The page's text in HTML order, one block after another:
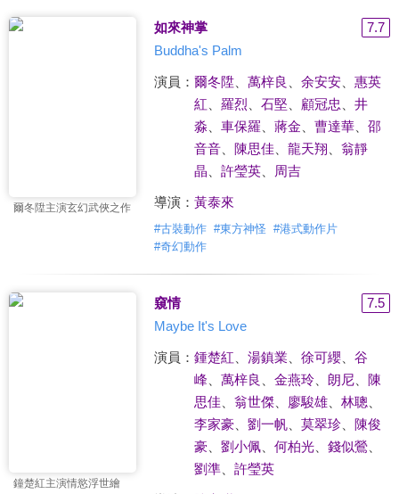
爾冬陞主演玄幻武俠之作
如來神掌
7.7
Buddha's Palm
演員： 爾冬陞、 萬梓良 余安安、 惠英
紅
羅烈 石堅 顧冠忠
井
淼
車保羅 蔣金 曹達華、 邵
音音、 陳思佳 龍天翔
翁靜
晶
許瑩英、 周吉
導演： 黃泰來
#古裝動作 #東方神怪 #港式動作片
#奇幻動作
鐘楚紅主演情慾浮世繪
窺情
7.5
Maybe It's Love
演員： 鍾楚紅 湯鎮業 徐可纓、 谷
峰、 萬梓良 金燕玲、 朗尼、 陳
思佳
翁世傑、 廖駿雄、 林聰
李家豪
劉一帆、 莫翠珍、 陳俊
豪
劉小佩、 何柏光、 錢似鶯、
劉準、 許瑩英